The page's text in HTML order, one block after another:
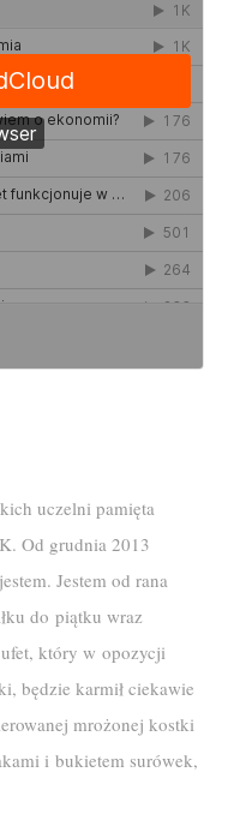
uczelni pamięta
Od grudnia 2013
Jestem od rana
do piątku wraz
który w opozycji
będzie karmił ciekawie
mrożonej kostki
i bukietem surówek,